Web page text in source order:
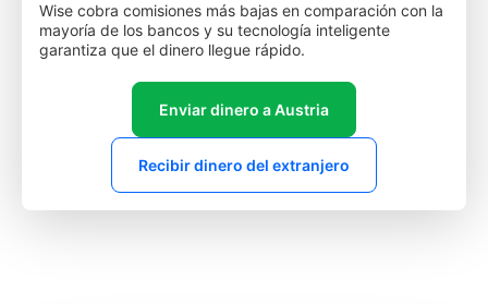
Wise cobra comisiones más bajas en comparación con la
mayoría de los bancos y su tecnología inteligente
garantiza que el dinero llegue rápido.
Enviar dinero a Austria
Recibir dinero del extranjero